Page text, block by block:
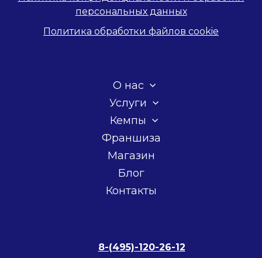
персональных данных
Политика обработки файлов cookie
О нас
Услуги
Кемпы
Франшиза
Магазин
Блог
Контакты
8-(495)-120-26-12